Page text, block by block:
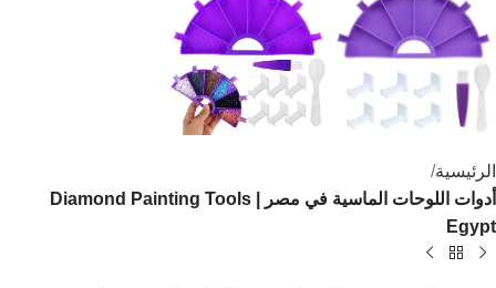
الرئيسية
أدوات اللوحات الماسية في مصر | Diamond Painting Tools
Egypt